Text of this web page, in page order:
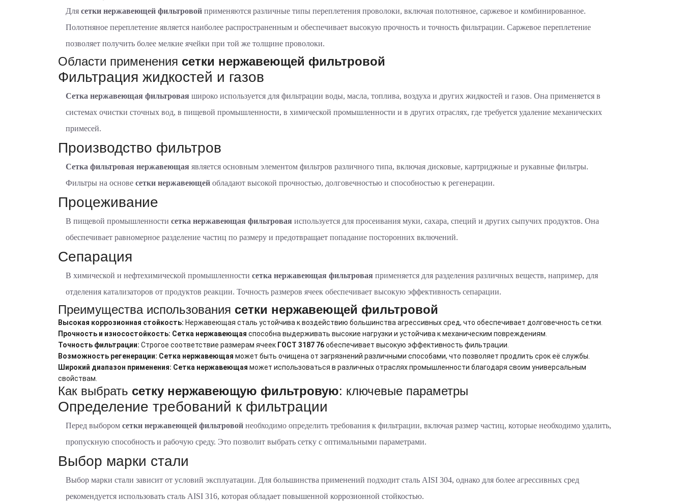
Для сетки нержавеющей фильтровой применяются различные типы переплетения проволоки, включая полотняное, саржевое и комбинированное.
Полотняное переплетение является наиболее распространенным и обеспечивает высокую прочность и точность фильтрации. Саржевое переплетение
позволяет получить более мелкие ячейки при той же толщине проволоки.
Области применения сетки нержавеющей фильтровой
Фильтрация жидкостей и газов
Сетка нержавеющая фильтровая широко используется для фильтрации воды, масла, топлива, воздуха и других жидкостей и газов. Она применяется в
системах очистки сточных вод, в пищевой промышленности, в химической промышленности и в других отраслях, где требуется удаление механических
примесей.
Производство фильтров
Сетка фильтровая нержавеющая является основным элементом фильтров различного типа, включая дисковые, картриджные и рукавные фильтры.
Фильтры на основе сетки нержавеющей обладают высокой прочностью, долговечностью и способностью к регенерации.
Процеживание
В пищевой промышленности сетка нержавеющая фильтровая используется для просеивания муки, сахара, специй и других сыпучих продуктов. Она
обеспечивает равномерное разделение частиц по размеру и предотвращает попадание посторонних включений.
Сепарация
В химической и нефтехимической промышленности сетка нержавеющая фильтровая применяется для разделения различных веществ, например, для
отделения катализаторов от продуктов реакции. Точность размеров ячеек обеспечивает высокую эффективность сепарации.
Преимущества использования сетки нержавеющей фильтровой
Высокая коррозионная стойкость: Нержавеющая сталь устойчива к воздействию большинства агрессивных сред, что обеспечивает долговечность сетки.
Прочность и износостойкость: Сетка нержавеющая способна выдерживать высокие нагрузки и устойчива к механическим повреждениям.
Точность фильтрации: Строгое соответствие размерам ячеек ГОСТ 3187 76обеспечивает высокую эффективность фильтрации.
Возможность регенерации: Сетка нержавеющая может быть очищена от загрязнений различными способами, что позволяет продлить срок её службы.
Широкий диапазон применения: Сетка нержавеющая может использоваться в различных отраслях промышленности благодаря своим универсальным
свойствам.
Как выбрать сетку нержавеющую фильтровую: ключевые параметры
Определение требований к фильтрации
Перед выбором сетки нержавеющей фильтровой необходимо определить требования к фильтрации, включая размер частиц, которые необходимо удалить,
пропускную способность и рабочую среду. Это позволит выбрать сетку с оптимальными параметрами.
Выбор марки стали
Выбор марки стали зависит от условий эксплуатации. Для большинства применений подходит сталь AISI 304, однако для более агрессивных сред
рекомендуется использовать сталь AISI 316, которая обладает повышенной коррозионной стойкостью.